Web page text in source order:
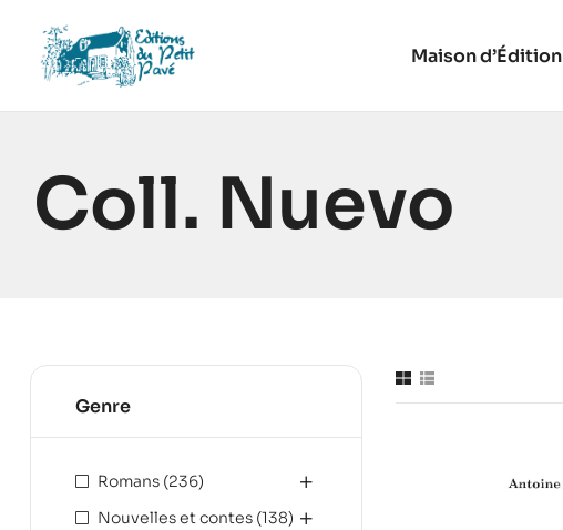
Maison d’Édition
Coll. Nuevo
Genre
Romans (236)
Nouvelles et contes (138)